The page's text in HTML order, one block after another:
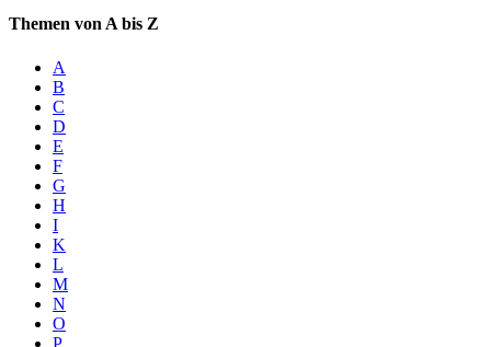
Themen von A bis Z
A
B
C
D
E
F
G
H
I
K
L
M
N
O
P